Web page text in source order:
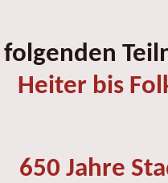
folgenden
Heiter bis
650 Jahre